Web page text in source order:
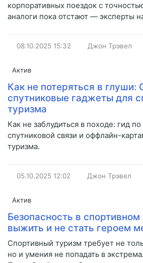
корпоративных поездок с
аналоги пока отстают — эксперты
08.10.2025 15:32 Джон Трэвел
Актив
Как не потеряться в глуши:
спутниковые гаджеты для
туризма
Как не заблудиться в походе: гид
спутниковой связи и оффлайн-
туризма.
05.10.2025 12:02 Джон Трэвел
Актив
Безопасность в спортивном
выжить и не стать героем
Спортивный туризм требует не
но и умения не попадать в